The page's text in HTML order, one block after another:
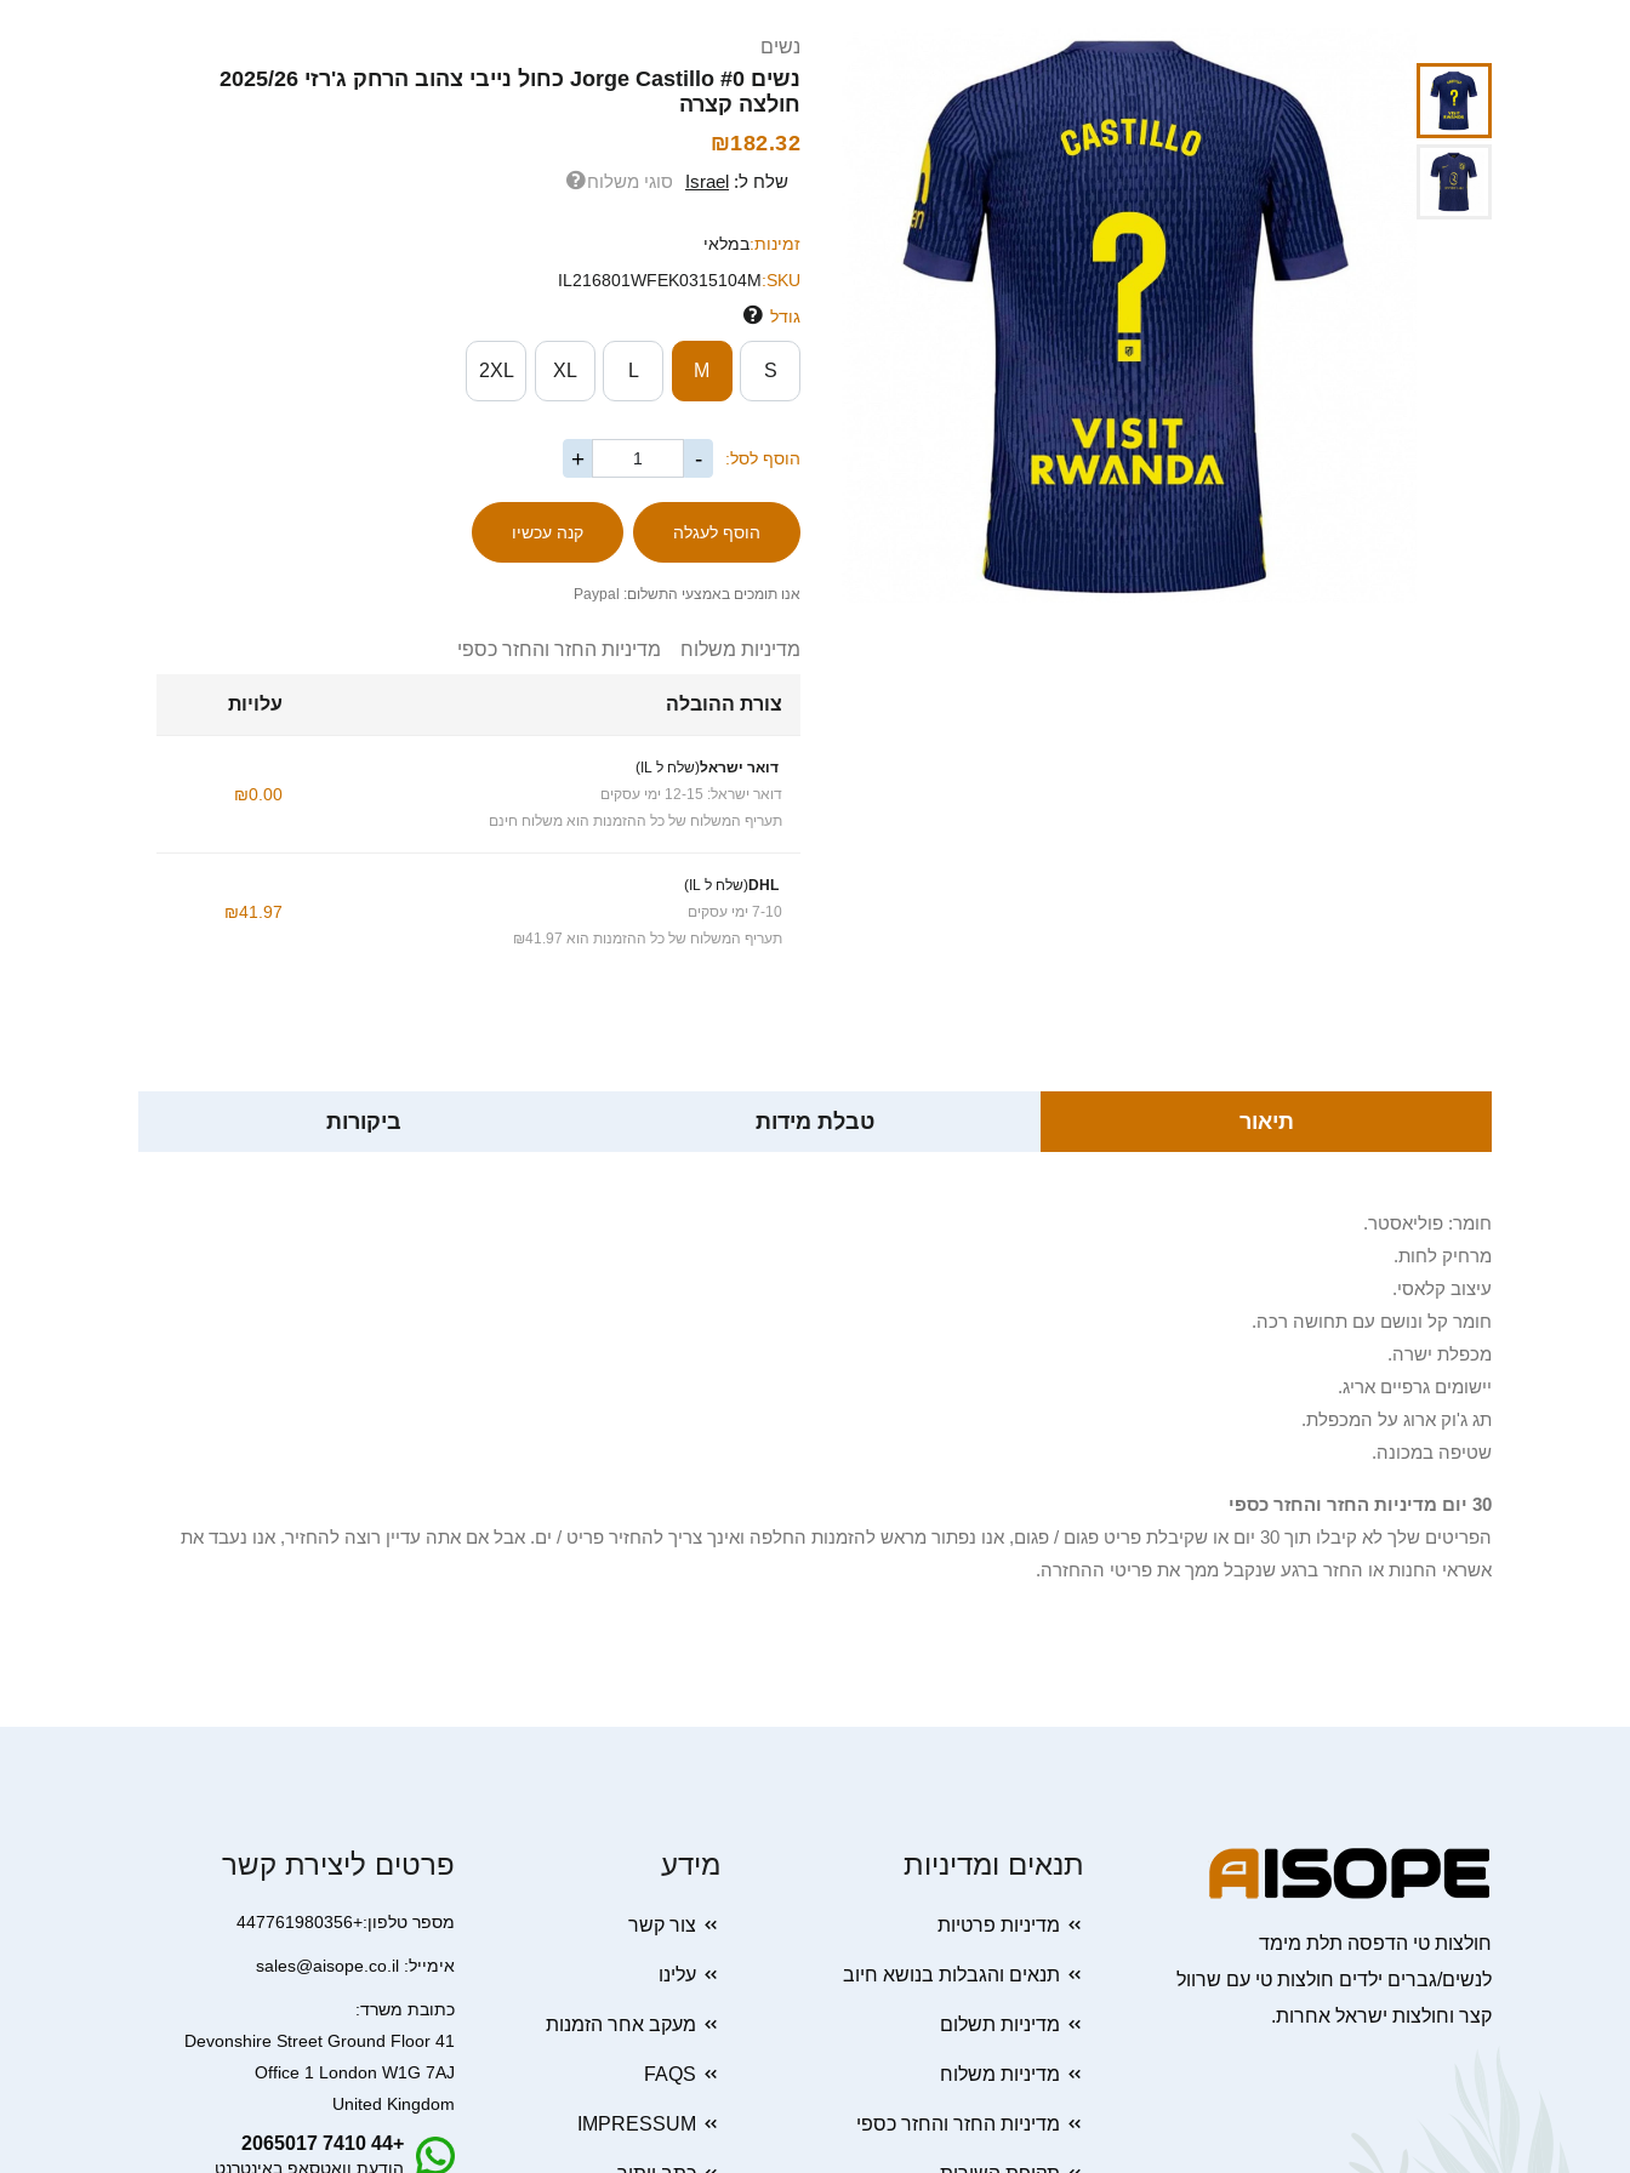
נשים
נשים Jorge Castillo #0 כחול נייבי צהוב הרחק ג'רזי 2025/26
חולצה קצרה
₪182.32
שלח ל: Israel סוגי משלוח
זמינות:במלאי
SKU:
IL216801WFEK0315104M
גודל
S
M
L
XL
2XL
הוסף לסל: -
+
אנו תומכים באמצעי התשלום: Paypal
מדיניות משלוח מדיניות החזר והחזר כספי
צורת ההובלה עלויות
דואר ישראל(שלח ל IL)
דואר ישראל: 12-15 ימי עסקים
תעריף המשלוח של כל ההזמנות הוא משלוח חינם
₪0.00
DHL(שלח ל IL)
7-10 ימי עסקים
תעריף המשלוח של כל ההזמנות הוא ₪41.97
₪41.97
תיאור טבלת מידות ביקורות
חומר: פוליאסטר.
מרחיק לחות.
עיצוב קלאסי.
חומר קל ונושם עם תחושה רכה.
מכפלת ישרה.
יישומים גרפיים אריג.
תג ג'וק ארוג על המכפלת.
שטיפה במכונה.
30 יום מדיניות החזר והחזר כספי
הפריטים שלך לא קיבלו תוך 30 יום או שקיבלת פריט פגום / פגום, אנו נפתור מראש להזמנות החלפה ואינך צריך להחזיר פריט / ים. אבל אם אתה עדיין רוצה להחזיר, אנו נעבד את
אשראי החנות או החזר ברגע שנקבל ממך את פריטי ההחזרה.
חולצות טי הדפסה תלת מימד
לנשים/גברים ילדים חולצות טי עם שרוול
קצר וחולצות ישראל אחרות.
תנאים ומדיניות
מדיניות פרטיות
תנאים והגבלות בנושא חיוב
מדיניות תשלום
מדיניות משלוח
מדיניות החזר והחזר כספי
מידע
צור קשר
עלינו
מעקב אחר הזמנות
FAQS
IMPRESSUM
פרטים ליצירת קשר
מספר טלפון:+447761980356
אימייל: sales@aisope.co.il
כתובת משרד:
41 Devonshire Street Ground Floor
Office 1 London W1G 7AJ
United Kingdom
+44 7410 2065017
הודעת וואטסאפ באינטרנט